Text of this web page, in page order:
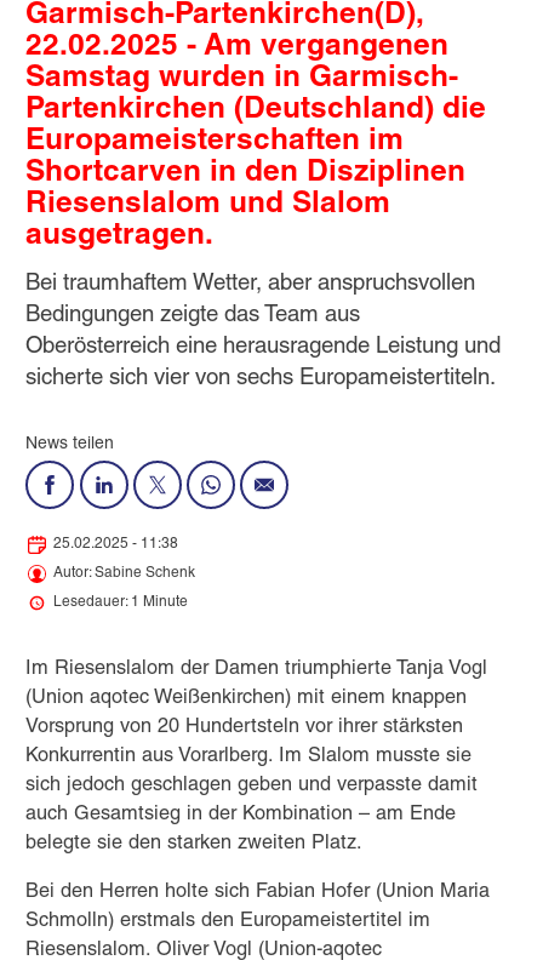
Garmisch-Partenkirchen(D),
22.02.2025 - Am vergangenen
Samstag wurden in Garmisch-
Partenkirchen (Deutschland) die
Europameisterschaften im
Shortcarven in den Disziplinen
Riesenslalom und Slalom
ausgetragen.
Bei traumhaftem Wetter, aber anspruchsvollen
Bedingungen zeigte das Team aus
Oberösterreich eine herausragende Leistung und
sicherte sich vier von sechs Europameistertiteln.
News teilen
25.02.2025 - 11:38
Autor: Sabine Schenk
Lesedauer: 1 Minute
Im Riesenslalom der Damen triumphierte Tanja Vogl
(Union aqotec Weißenkirchen) mit einem knappen
Vorsprung von 20 Hundertsteln vor ihrer stärksten
Konkurrentin aus Vorarlberg. Im Slalom musste sie
sich jedoch geschlagen geben und verpasste damit
auch Gesamtsieg in der Kombination – am Ende
belegte sie den starken zweiten Platz.
Bei den Herren holte sich Fabian Hofer (Union Maria
Schmolln) erstmals den Europameistertitel im
Riesenslalom. Oliver Vogl (Union-aqotec